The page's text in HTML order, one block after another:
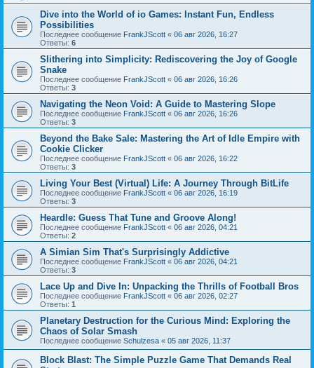
Dive into the World of io Games: Instant Fun, Endless
Possibilities
Последнее сообщение FrankJScott « 06 авг 2026, 16:27
Ответы: 6
Slithering into Simplicity: Rediscovering the Joy of Google
Snake
Последнее сообщение FrankJScott « 06 авг 2026, 16:26
Ответы: 3
Navigating the Neon Void: A Guide to Mastering Slope
Последнее сообщение FrankJScott « 06 авг 2026, 16:26
Ответы: 3
Beyond the Bake Sale: Mastering the Art of Idle Empire with
Cookie Clicker
Последнее сообщение FrankJScott « 06 авг 2026, 16:22
Ответы: 3
Living Your Best (Virtual) Life: A Journey Through BitLife
Последнее сообщение FrankJScott « 06 авг 2026, 16:19
Ответы: 3
Heardle: Guess That Tune and Groove Along!
Последнее сообщение FrankJScott « 06 авг 2026, 04:21
Ответы: 2
A Simian Sim That's Surprisingly Addictive
Последнее сообщение FrankJScott « 06 авг 2026, 04:21
Ответы: 3
Lace Up and Dive In: Unpacking the Thrills of Football Bros
Последнее сообщение FrankJScott « 06 авг 2026, 02:27
Ответы: 1
Planetary Destruction for the Curious Mind: Exploring the
Chaos of Solar Smash
Последнее сообщение Schulzesa « 05 авг 2026, 11:37
Block Blast: The Simple Puzzle Game That Demands Real